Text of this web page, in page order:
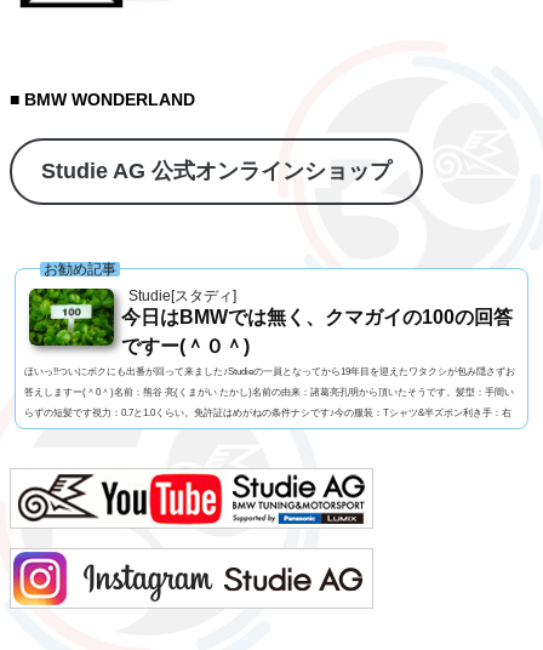
■ BMW WONDERLAND
Studie AG 公式オンラインショップ
Studie[スタディ]
お勧め記事
今日はBMWでは無く、クマガイの100の回答
ですー(＾０＾)
ほいっ!!ついにボクにも出番が回って来ました♪Studieの一員となってから19年目を迎えたワタクシが包み隠さずお
答えしますー(＾0＾)名前：熊谷 亮(くまがい たかし)名前の由来：諸葛亮孔明から頂いたそうです。髪型：手間い
らずの短髪です視力：0.7と1.0くらい。免許証はめがねの条件ナシです♪今の服装：Tシャツ&半ズボン利き手：右